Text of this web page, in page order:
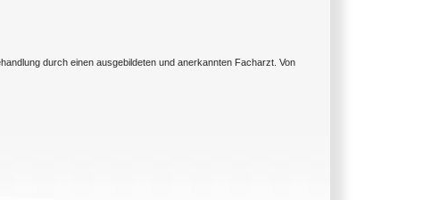
durch einen ausgebildeten und anerkannten Facharzt. Von